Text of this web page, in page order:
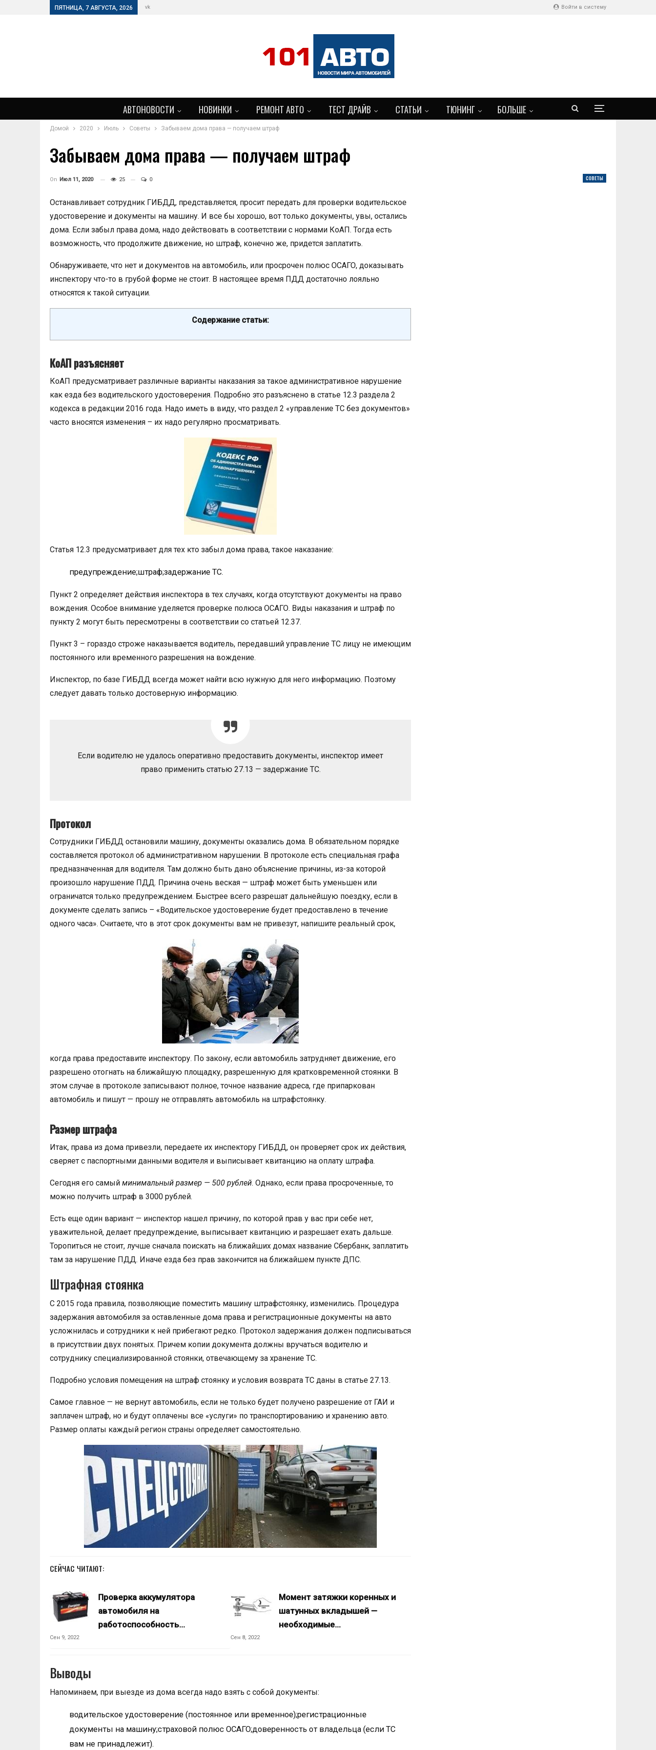
Войти в систему
ПЯТНИЦА, 7 АВГУСТА, 2026 vk
АВТОНОВОСТИ НОВИНКИ РЕМОНТ АВТО ТЕСТ ДРАЙВ СТАТЬИ ТЮНИНГ БОЛЬШЕ
Домой 2020 Июль Советы Забываем дома права — получаем штраф
Забываем дома права — получаем штраф
СОВЕТЫ
On Июл 11, 2020 25 0
Останавливает сотрудник ГИБДД, представляется, просит передать для проверки водительское
удостоверение и документы на машину. И все бы хорошо, вот только документы, увы, остались
дома. Если забыл права дома, надо действовать в соответствии с нормами КоАП. Тогда есть
возможность, что продолжите движение, но штраф, конечно же, придется заплатить.
Обнаруживаете, что нет и документов на автомобиль, или просрочен полюс ОСАГО, доказывать
инспектору что-то в грубой форме не стоит. В настоящее время ПДД достаточно лояльно
относятся к такой ситуации.
Содержание статьи:
КоАП разъясняет
КоАП предусматривает различные варианты наказания за такое административное нарушение
как езда без водительского удостоверения. Подробно это разъяснено в статье 12.3 раздела 2
кодекса в редакции 2016 года. Надо иметь в виду, что раздел 2 «управление ТС без документов»
часто вносятся изменения – их надо регулярно просматривать.
Статья 12.3 предусматривает для тех кто забыл дома права, такое наказание:
предупреждение;штраф;задержание ТС.
Пункт 2 определяет действия инспектора в тех случаях, когда отсутствуют документы на право
вождения. Особое внимание уделяется проверке полюса ОСАГО. Виды наказания и штраф по
пункту 2 могут быть пересмотрены в соответствии со статьей 12.37.
Пункт 3 – гораздо строже наказывается водитель, передавший управление ТС лицу не имеющим
постоянного или временного разрешения на вождение.
Инспектор, по базе ГИБДД всегда может найти всю нужную для него информацию. Поэтому
следует давать только достоверную информацию.
Если водителю не удалось оперативно предоставить документы, инспектор имеет
право применить статью 27.13 — задержание ТС.
Протокол
Сотрудники ГИБДД остановили машину, документы оказались дома. В обязательном порядке
составляется протокол об административном нарушении. В протоколе есть специальная графа
предназначенная для водителя. Там должно быть дано объяснение причины, из-за которой
произошло нарушение ПДД. Причина очень веская — штраф может быть уменьшен или
ограничатся только предупреждением. Быстрее всего разрешат дальнейшую поездку, если в
документе сделать запись – «Водительское удостоверение будет предоставлено в течение
одного часа». Считаете, что в этот срок документы вам не привезут, напишите реальный срок,
когда права предоставите инспектору. По закону, если автомобиль затрудняет движение, его
разрешено отогнать на ближайшую площадку, разрешенную для кратковременной стоянки. В
этом случае в протоколе записывают полное, точное название адреса, где припаркован
автомобиль и пишут — прошу не отправлять автомобиль на штрафстоянку.
Размер штрафа
Итак, права из дома привезли, передаете их инспектору ГИБДД, он проверяет срок их действия,
сверяет с паспортными данными водителя и выписывает квитанцию на оплату штрафа.
Сегодня его самый минимальный размер — 500 рублей. Однако, если права просроченные, то
можно получить штраф в 3000 рублей.
Есть еще один вариант — инспектор нашел причину, по которой прав у вас при себе нет,
уважительной, делает предупреждение, выписывает квитанцию и разрешает ехать дальше.
Торопиться не стоит, лучше сначала поискать на ближайших домах название Сбербанк, заплатить
там за нарушение ПДД. Иначе езда без прав закончится на ближайшем пункте ДПС.
Штрафная стоянка
С 2015 года правила, позволяющие поместить машину штрафстоянку, изменились. Процедура
задержания автомобиля за оставленные дома права и регистрационные документы на авто
усложнилась и сотрудники к ней прибегают редко. Протокол задержания должен подписываться
в присутствии двух понятых. Причем копии документа должны вручаться водителю и
сотруднику специализированной стоянки, отвечающему за хранение ТС.
Подробно условия помещения на штраф стоянку и условия возврата ТС даны в статье 27.13.
Самое главное — не вернут автомобиль, если не только будет получено разрешение от ГАИ и
заплачен штраф, но и будут оплачены все «услуги» по транспортированию и хранению авто.
Размер оплаты каждый регион страны определяет самостоятельно.
СЕЙЧАС ЧИТАЮТ:
Проверка аккумулятора
автомобиля на
работоспособность…
Сен 9, 2022
Момент затяжки коренных и
шатунных вкладышей —
необходимые…
Сен 8, 2022
Выводы
Напоминаем, при выезде из дома всегда надо взять с собой документы:
водительское удостоверение (постоянное или временное);регистрационные
документы на машину;страховой полюс ОСАГО;доверенность от владельца (если ТС
вам не принадлежит).